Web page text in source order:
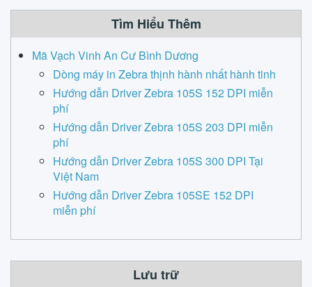
Tìm Hiểu Thêm
Mã Vạch Vinh An Cư Bình Dương
Dòng máy in Zebra thịnh hành nhất hành tinh
Hướng dẫn Driver Zebra 105S 152 DPI miễn
phí
Hướng dẫn Driver Zebra 105S 203 DPI miễn
phí
Hướng dẫn Driver Zebra 105S 300 DPI Tại
Việt Nam
Hướng dẫn Driver Zebra 105SE 152 DPI
miễn phí
Lưu trữ